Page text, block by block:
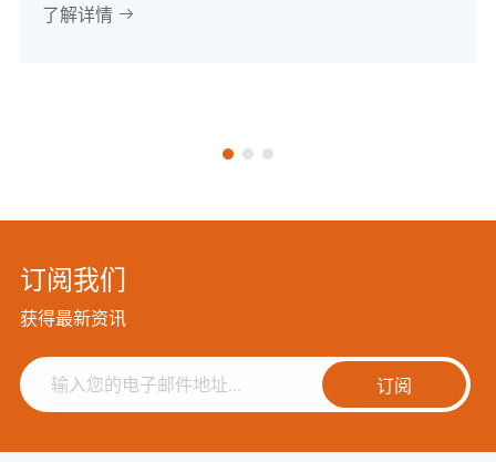
了解详情 
订阅我们
获得最新资讯
订阅